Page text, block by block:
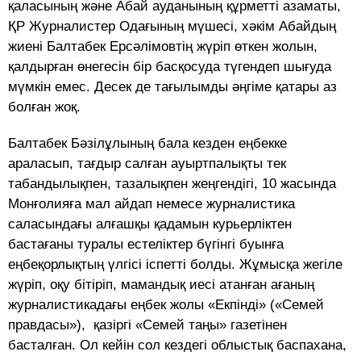
қаласының және Абай ауданының құрметті азаматы,
ҚР Журналистер Одағының мүшесі, хәкім Абайдың
жиені Балтабек Ерсәлімовтің жүріп өткен жолын,
қалдырған өнегесін бір басқосуда түгендеп шығуда
мүмкін емес. Десек де тағылымды әңгіме қатары аз
болған жоқ.
Балтабек Бәзілұлының бала кезден еңбекке
араласып, тағдыр салған ауыртпалықты тек
табандылықпен, тазалықпен жеңгендігі, 10 жасында
Монғолияға мал айдап немесе журналистика
саласындағы алғашқы қадамын курьерліктен
бастағаны туралы естеліктер бүгінгі буынға
еңбеқорлықтың үлгісі іспетті болды. Жұмысқа жегіле
жүріп, оқу бітіріп, мамандық иесі атанған ағаның
журналистикадағы еңбек жолы «Екпінді» («Семей
правдасы»), қазіргі «Семей таңы» газетінен
басталған. Ол кейін сол кездегі облыстық баспахана,